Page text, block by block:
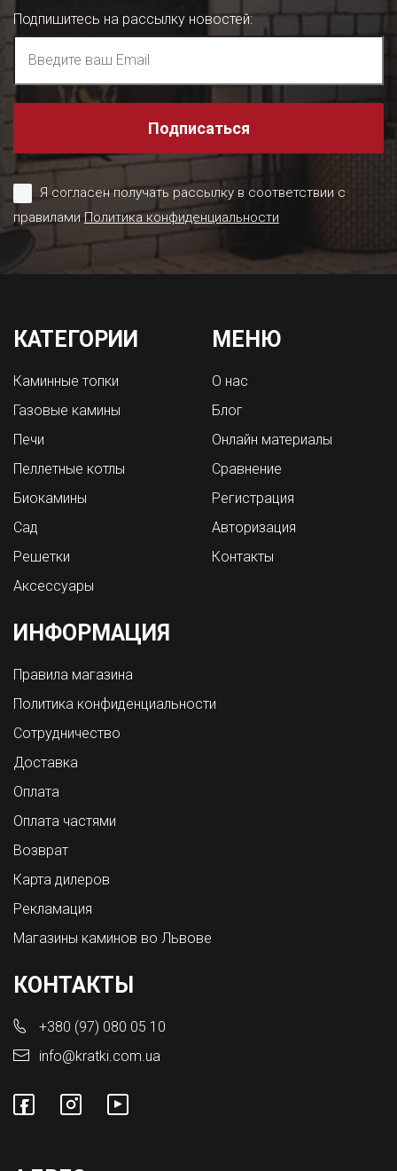
Подпишитесь на рассылку новостей:
Подписаться
Я согласен получать рассылку в соответствии с
правиламиПолитика конфиденциальности
КАТЕГОРИИ
Каминные топки
Газовые камины
Печи
Пеллетные котлы
Биокамины
Сад
Решетки
Аксессуары
МЕНЮ
О нас
Блог
Онлайн материалы
Сравнение
Регистрация
Авторизация
Контакты
ИНФОРМАЦИЯ
Правила магазина
Политика конфиденциальности
Сотрудничество
Доставка
Оплата
Оплата частями
Возврат
Карта дилеров
Рекламация
Магазины каминов во Львове
КОНТАКТЫ
+380 (97) 080 05 10
info@kratki.com.ua